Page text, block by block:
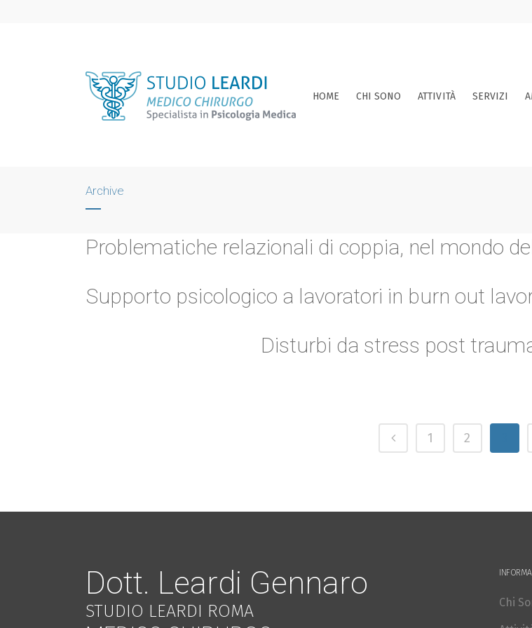
HOME CHI SONO ATTIVITÀ SERVIZI
Archive
Problematiche relazionali di coppia, nel mondo
Supporto psicologico a lavoratori in burn out
Disturbi da stress post
1 2
Dott. Leardi Gennaro
STUDIO LEARDI ROMA Chi